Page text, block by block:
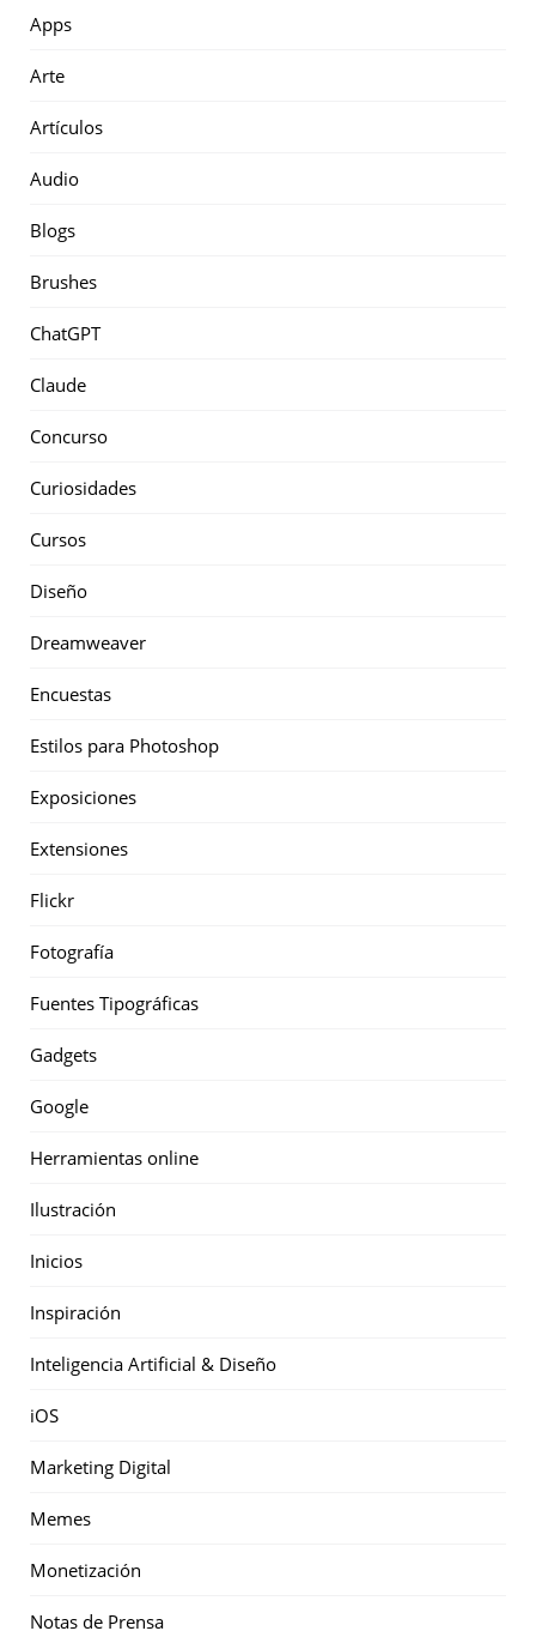
Apps
Arte
Artículos
Audio
Blogs
Brushes
ChatGPT
Claude
Concurso
Curiosidades
Cursos
Diseño
Dreamweaver
Encuestas
Estilos para Photoshop
Exposiciones
Extensiones
Flickr
Fotografía
Fuentes Tipográficas
Gadgets
Google
Herramientas online
Ilustración
Inicios
Inspiración
Inteligencia Artificial & Diseño
iOS
Marketing Digital
Memes
Monetización
Notas de Prensa